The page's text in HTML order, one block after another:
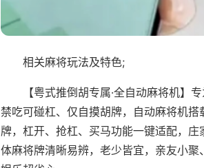
相关麻将玩法及特色;
【粤式推倒胡专属·全自动麻将机】
禁吃可碰杠、仅自摸胡牌，自动麻将机
牌，杠开、抢杠、买马功能一键适配，
体麻将牌清晰易辨，老少皆宜，亲友小